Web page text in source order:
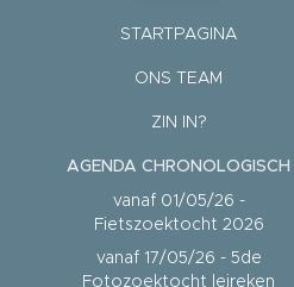
STARTPAGINA
ONS TEAM
ZIN IN?
AGENDA CHRONOLOGISCH
vanaf 01/05/26 -
Fietszoektocht 2026
vanaf 17/05/26 - 5de
Fotozoektocht leireken